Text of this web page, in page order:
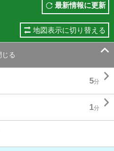
最新情報に更新
地図表示に切り替える
じる 
5分 
1分 